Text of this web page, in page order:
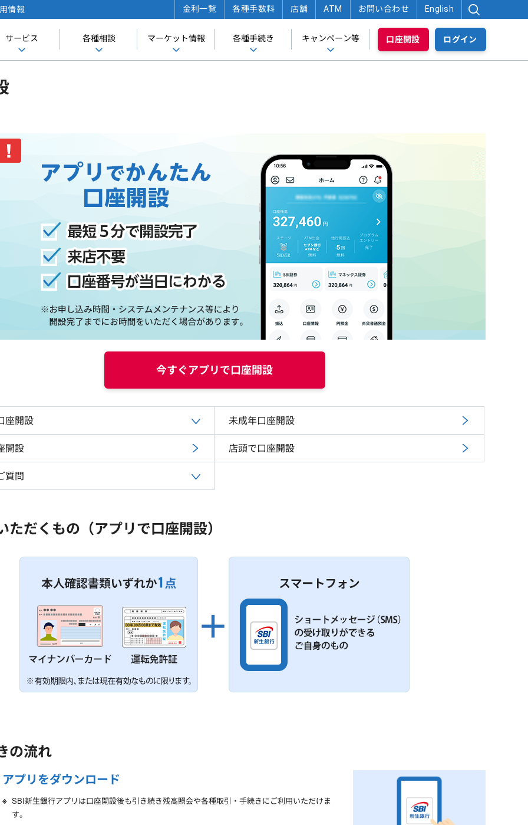
サービス 各種相談 マーケット情報 各種手続き キャンペーン等 口座開設 ログイン
情報 金利一覧 各種手数料 店舗 ATM お問い合わせ English
今すぐアプリで口座開設
座開設 未成年口座開設
開設 店頭で口座開設
質問
ただくもの（アプリで口座開設）
の流れ
アプリをダウンロード
SBI新生銀行アプリは口座開設後も引き続き残高照会や各種取引・手続きにご利用いただけま
す。